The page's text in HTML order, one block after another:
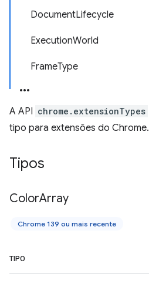
DocumentLifecycle
ExecutionWorld
FrameType
A API chrome.extensionTypes
tipo para extensões do Chrome.
Tipos
ColorArray
Chrome 139 ou mais recente
TIPO